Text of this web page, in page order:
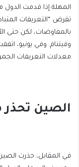
المهلة إذا قدمت الدول
بالمفاوضات، لكن حتى
وفيتنام. وفي يونيو،
معدلات التعريفات
الصين تحذر
في المقابل، حذرت الصين